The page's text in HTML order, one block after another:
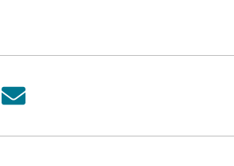
Share